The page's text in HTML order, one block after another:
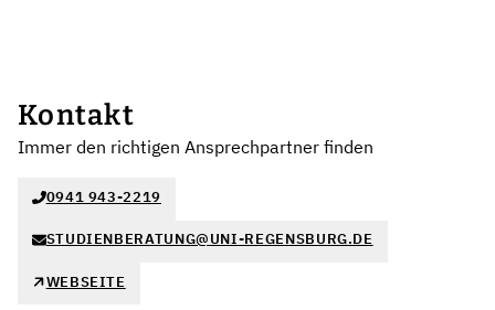
Kontakt
Immer den richtigen Ansprechpartner finden
0941 943-2219
STUDIENBERATUNG@UNI-REGENSBURG.DE
WEBSEITE